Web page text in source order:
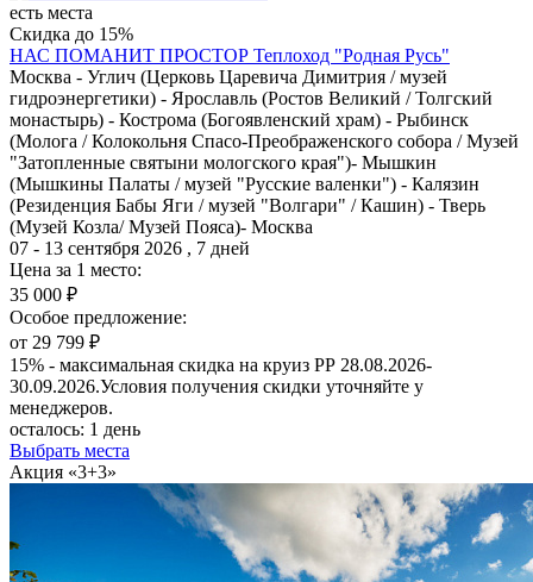
есть места
Скидка до 15%
НАС ПОМАНИТ ПРОСТОР Теплоход "Родная Русь"
Москва - Углич (Церковь Царевича Димитрия / музей
гидроэнергетики) - Ярославль (Ростов Великий / Толгский
монастырь) - Кострома (Богоявленский храм) - Рыбинск
(Молога / Колокольня Спасо-Преображенского собора / Музей
"Затопленные святыни мологского края")- Мышкин
(Мышкины Палаты / музей "Русские валенки") - Калязин
(Резиденция Бабы Яги / музей "Волгари" / Кашин) - Тверь
(Музей Козла/ Музей Пояса)- Москва
07 - 13 сентября 2026 , 7 дней
Цена за 1 место:
35 000 ₽
Особое предложение:
от 29 799 ₽
15% - максимальная скидка на круиз РР 28.08.2026-
30.09.2026.Условия получения скидки уточняйте у
менеджеров.
осталось: 1 день
Выбрать места
Акция «3+3»